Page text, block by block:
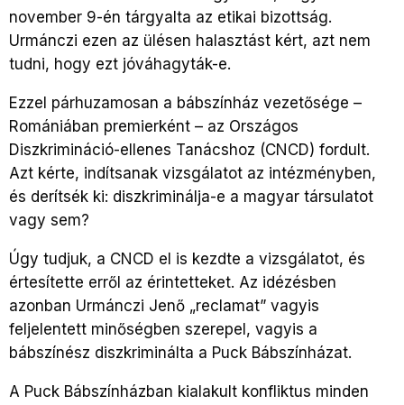
november 9-én tárgyalta az etikai bizottság.
Urmánczi ezen az ülésen halasztást kért, azt nem
tudni, hogy ezt jóváhagyták-e.
Ezzel párhuzamosan a bábszínház vezetősége –
Romániában premierként – az Országos
Diszkrimináció-ellenes Tanácshoz (CNCD) fordult.
Azt kérte, indítsanak vizsgálatot az intézményben,
és derítsék ki: diszkriminálja-e a magyar társulatot
vagy sem?
Úgy tudjuk, a CNCD el is kezdte a vizsgálatot, és
értesítette erről az érintetteket. Az idézésben
azonban Urmánczi Jenő „reclamat” vagyis
feljelentett minőségben szerepel, vagyis a
bábszínész diszkriminálta a Puck Bábszínházat.
A Puck Bábszínházban kialakult konfliktus minden